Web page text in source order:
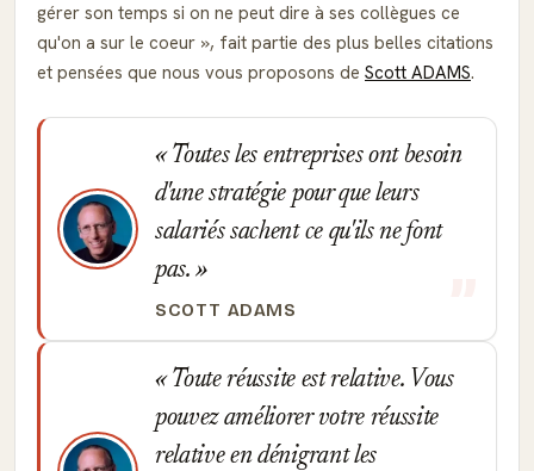
gérer son temps si on ne peut dire à ses collègues ce
qu'on a sur le coeur , fait partie des plus belles citations
et pensées que nous vous proposons de Scott ADAMS.
Toutes les entreprises ont besoin
d'une stratégie pour que leurs
salariés sachent ce qu'ils ne font
pas.
SCOTT ADAMS
Toute réussite est relative. Vous
pouvez améliorer votre réussite
relative en dénigrant les